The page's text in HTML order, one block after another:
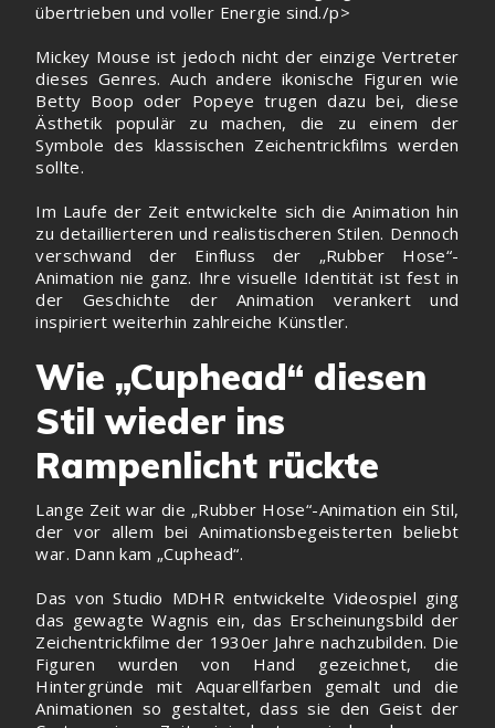
übertrieben und voller Energie sind./p>
Mickey Mouse ist jedoch nicht der einzige Vertreter
dieses Genres. Auch andere ikonische Figuren wie
Betty Boop oder Popeye trugen dazu bei, diese
Ästhetik populär zu machen, die zu einem der
Symbole des klassischen Zeichentrickfilms werden
sollte.
Im Laufe der Zeit entwickelte sich die Animation hin
zu detaillierteren und realistischeren Stilen. Dennoch
verschwand der Einfluss der „Rubber Hose“-
Animation nie ganz. Ihre visuelle Identität ist fest in
der Geschichte der Animation verankert und
inspiriert weiterhin zahlreiche Künstler.
Wie „Cuphead“ diesen
Stil wieder ins
Rampenlicht rückte
Lange Zeit war die „Rubber Hose“-Animation ein Stil,
der vor allem bei Animationsbegeisterten beliebt
war. Dann kam „Cuphead“.
Das von Studio MDHR entwickelte Videospiel ging
das gewagte Wagnis ein, das Erscheinungsbild der
Zeichentrickfilme der 1930er Jahre nachzubilden. Die
Figuren wurden von Hand gezeichnet, die
Hintergründe mit Aquarellfarben gemalt und die
Animationen so gestaltet, dass sie den Geist der